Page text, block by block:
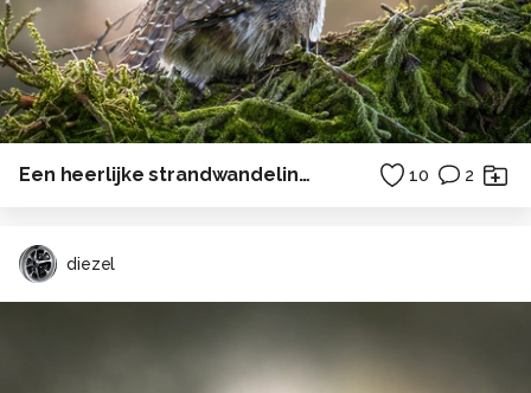
Een heerlijke strandwandeling naar het drenkelingenhuisje op Terschelling . . . 10 2
diezel